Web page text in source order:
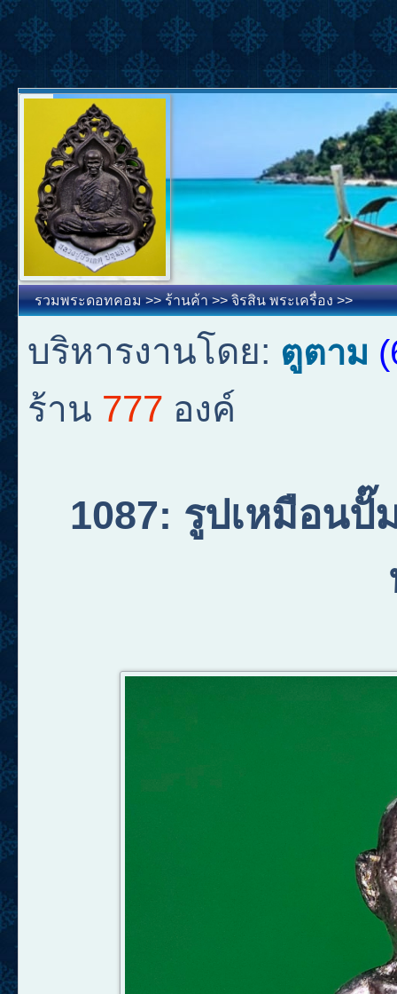
รวมพระดอทคอม>>ร้านค้า>>จิรสิน พระเครื่อง>>
บริหารงานโดย: ตูตาม
ร้าน 777 องค์
1087: รูปเหมือนปั๊